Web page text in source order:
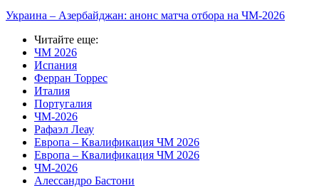
Украина – Азербайджан: анонс матча отбора на ЧМ-2026
Читайте еще:
ЧМ 2026
Испания
Ферран Торрес
Италия
Португалия
ЧМ-2026
Рафаэл Леау
Европа – Квалификация ЧМ 2026
Европа – Квалификация ЧМ 2026
ЧМ-2026
Алессандро Бастони